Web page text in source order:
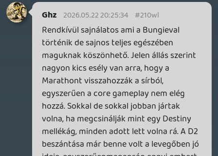
axl 2026.05.22 10:07:00 #210uw
A hírben is írják, hogy tudni lehet róla már
egy ideje. Valószínűleg nem adott sok
életjelet magáról mostanáig, ezért
lepődtek meg rajta sokan. Időközben
elfeledkezhettek róla, mert nem volt, ami
köztudatban tartsa.
Stadia HUN 2026.05.22 09:26:04
2026.05.22 10:04:16 #210uu
B-tervnek. 😛
Necroman Mk2 2026.05.22 09:19:10